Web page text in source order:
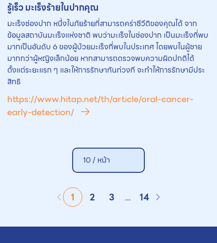
รู้เร็ว มะเร็งร้ายในปากคุณ
มะเร็งช่องปาก หนึ่งในภัยร้ายที่สามารถคร่าชีวีติของคุณได้ จาก
ข้อมูลสถาบันมะเร็งแห่งชาติ พบว่ามะเร็งในช่องปาก เป็นมะเร็งที่พบ
มากเป็นอันดับ 6 ของผู้ป่วยมะเร็งที่พบในประเทศ โดยพบในผู้ชาย
มากกว่าผู้หญิงเล็กน้อย หากสามารถตรวจพบความผิดปกติได้
ตั้งแต่ระยะแรก ๆ และให้การรักษาทันท่วงที จะทำให้การรักษามีประ
สิทธิ
https://www.hitap.net/th/article/oral-cancer-
early-detection/
10 / หน้า
1 2 3 ... 14